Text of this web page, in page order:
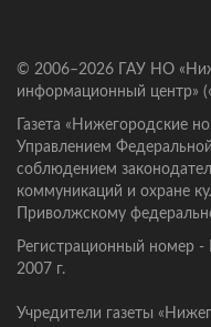
© 2006–2026 ГАУ НО
информационный центр»
Газета «Нижегородские
Управлением
соблюдением
коммуникаций и охране
Приволжскому
Регистрационный номер
2007 г.
Учредители газеты